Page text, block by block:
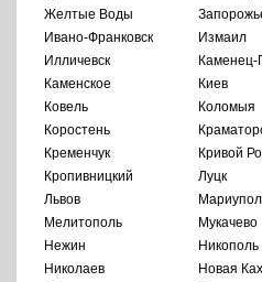
Желтые Воды
Ивано-Франковск
Измаил
Илличевск
Каменец-
Каменское
Киев
Ковель
Коломыя
Коростень
Кременчук
Кривой
Кропивницкий
Луцк
Львов
Мелитополь
Мукачево
Нежин
Никополь
Николаев
Новая